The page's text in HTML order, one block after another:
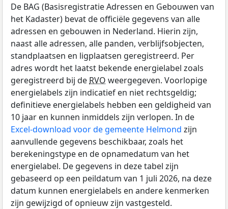
De BAG (Basisregistratie Adressen en Gebouwen van
het Kadaster) bevat de officiële gegevens van alle
adressen en gebouwen in Nederland. Hierin zijn,
naast alle adressen, alle panden, verblijfsobjecten,
standplaatsen en ligplaatsen geregistreerd. Per
adres wordt het laatst bekende energielabel zoals
geregistreerd bij de RVO weergegeven. Voorlopige
energielabels zijn indicatief en niet rechtsgeldig;
definitieve energielabels hebben een geldigheid van
10 jaar en kunnen inmiddels zijn verlopen. In de
Excel-download voor de gemeente Helmond zijn
aanvullende gegevens beschikbaar, zoals het
berekeningstype en de opnamedatum van het
energielabel. De gegevens in deze tabel zijn
gebaseerd op een peildatum van 1 juli 2026, na deze
datum kunnen energielabels en andere kenmerken
zijn gewijzigd of opnieuw zijn vastgesteld.